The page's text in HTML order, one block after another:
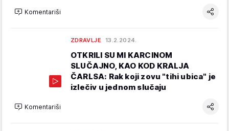
Komentariši
ZDRAVLJE 13.2.2024.
OTKRILI SU MI KARCINOM
SLUČAJNO, KAO KOD KRALJA
ČARLSA: Rak koji zovu "tihi ubica" je
izlečiv u jednom slučaju
Komentariši